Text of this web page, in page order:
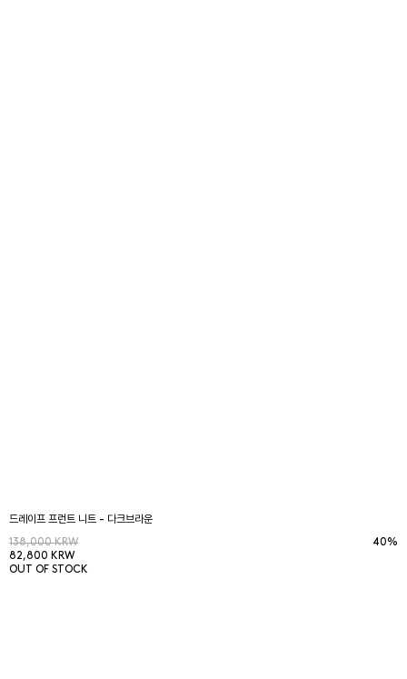
드레이프 프런트 니트 - 다크브라운
138,000 KRW
82,800 KRW
40%
OUT OF STOCK